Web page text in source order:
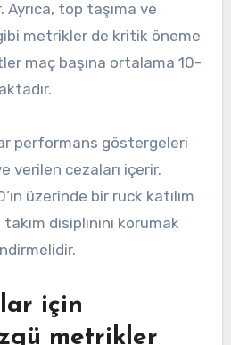
top taşıma ve
metrikler de kritik öneme
maç başına ortalama 10-
performans göstergeleri
verilen cezaları içerir.
üzerinde bir ruck katılım
disiplinini korumak
için
metrikler